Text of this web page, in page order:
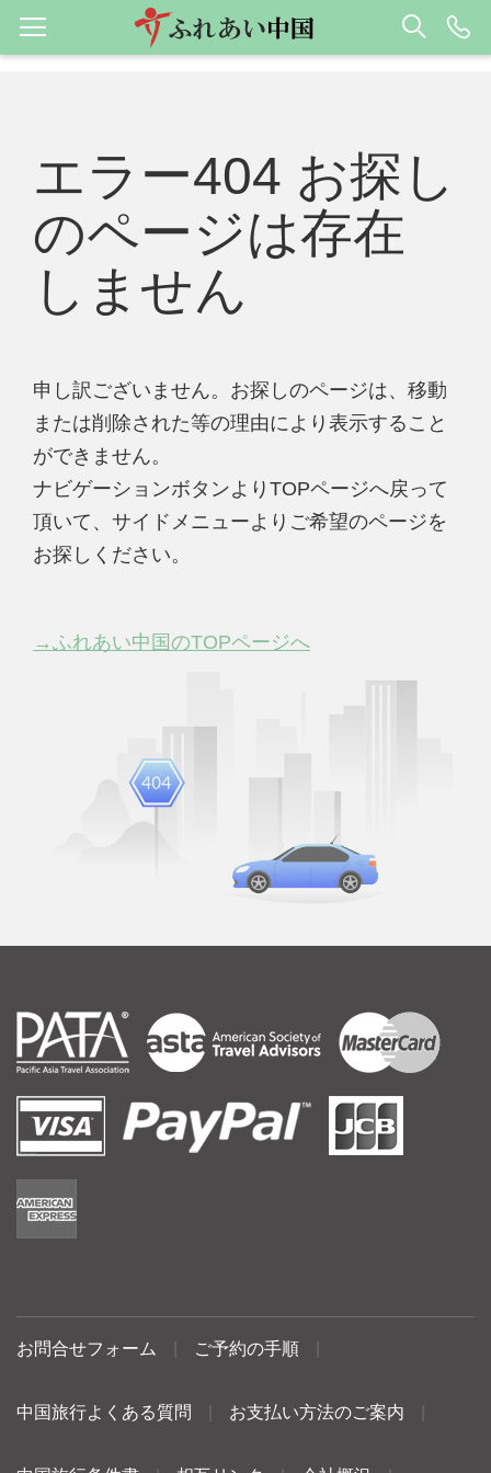
エラー404 お探し
のページは存在
しません
申し訳ございません。お探しのページは、移動
または削除された等の理由により表示すること
ができません。
ナビゲーションボタンよりTOPページへ戻って
頂いて、サイドメニューよりご希望のページを
お探しください。
→ふれあい中国のTOPページへ
お問合せフォーム ご予約の手順
中国旅行よくある質問 お支払い方法のご案内